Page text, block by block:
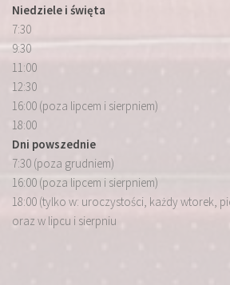
Niedziele i święta
7:30
9:30
11:00
12:30
16:00 (poza lipcem i sierpniem)
18:00
Dni powszednie
7:30 (poza grudniem)
16:00 (poza lipcem i sierpniem)
18:00 (tylko w: uroczystości, każdy wtorek,
oraz w lipcu i sierpniu